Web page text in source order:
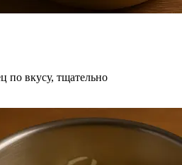
по вкусу, тщательно